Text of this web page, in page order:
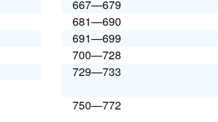
667—679
681—690
691—699
700—728
729—733
750—772